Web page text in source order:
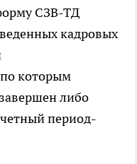
СЗВ-ТД
кадровых
по которым
либо
период-